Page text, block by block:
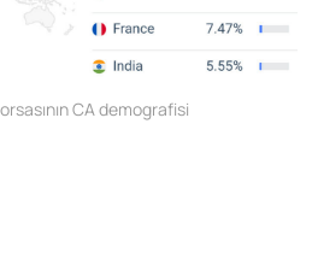
CA demografisi